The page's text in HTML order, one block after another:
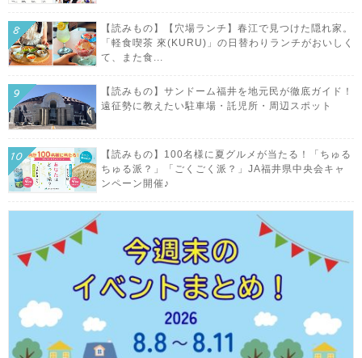
【読みもの】【穴場ランチ】春江で見つけた隠れ家。
「軽食喫茶 來(KURU)」の日替わりランチがおいしく
て、また食...
【読みもの】サンドーム福井を地元民が徹底ガイド！
遠征勢に教えたい駐車場・託児所・周辺スポット
【読みもの】100名様に夏グルメが当たる！「ちゅる
ちゅる派？」「ごくごく派？」JA福井県中央会キャ
ンペーン開催♪